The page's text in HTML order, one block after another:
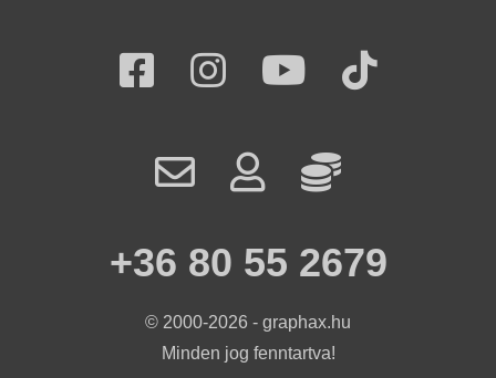
+36 80 55 2679
© 2000-2026 - graphax.hu
Minden jog fenntartva!